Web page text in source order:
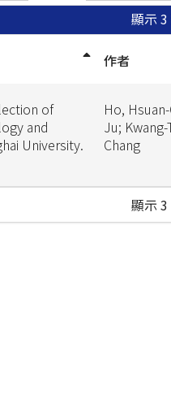
顯示
作者
of
and
University.
Ho, Hsuan-
Ju; Kwang-
Chang
顯示